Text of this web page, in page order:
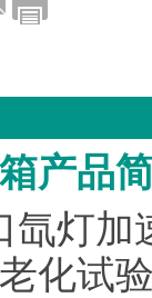
产品
氙灯
化试